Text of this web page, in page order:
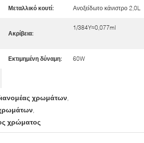
Μεταλλικό κουτί: Ανοξείδωτο κάνιστρο 2,0L
Ακρίβεια:
1/384Y≈0,077ml
Εκτιμημένη δύναμη: 60W
χρωμάτων,
χρωμάτων,
χρώματος